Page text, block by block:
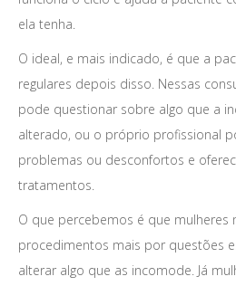
ela tenha.
O ideal, e mais indicado, é que a
regulares depois disso. Nessas
pode questionar sobre algo que a
alterado, ou o próprio profissional
problemas ou desconfortos e
tratamentos.
O que percebemos é que mulheres
procedimentos mais por questões
alterar algo que as incomode. Já